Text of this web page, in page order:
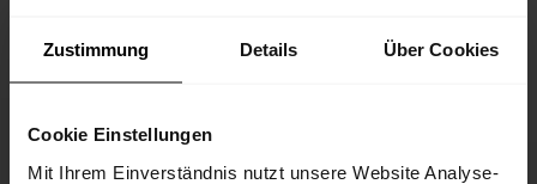
Zustimmung Details Über Cookies
Cookie Einstellungen
Mit Ihrem Einverständnis nutzt unsere Website Analyse-